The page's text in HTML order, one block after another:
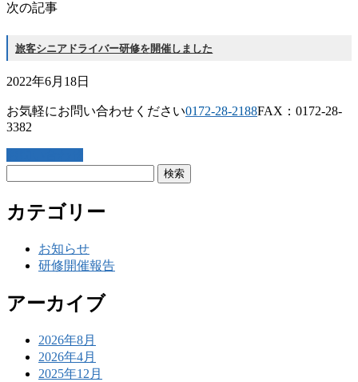
次の記事
旅客シニアドライバー研修を開催しました
2022年6月18日
お気軽にお問い合わせください0172-28-2188FAX：0172-28-
3382
カテゴリー
お知らせ
研修開催報告
アーカイブ
2026年8月
2026年4月
2025年12月